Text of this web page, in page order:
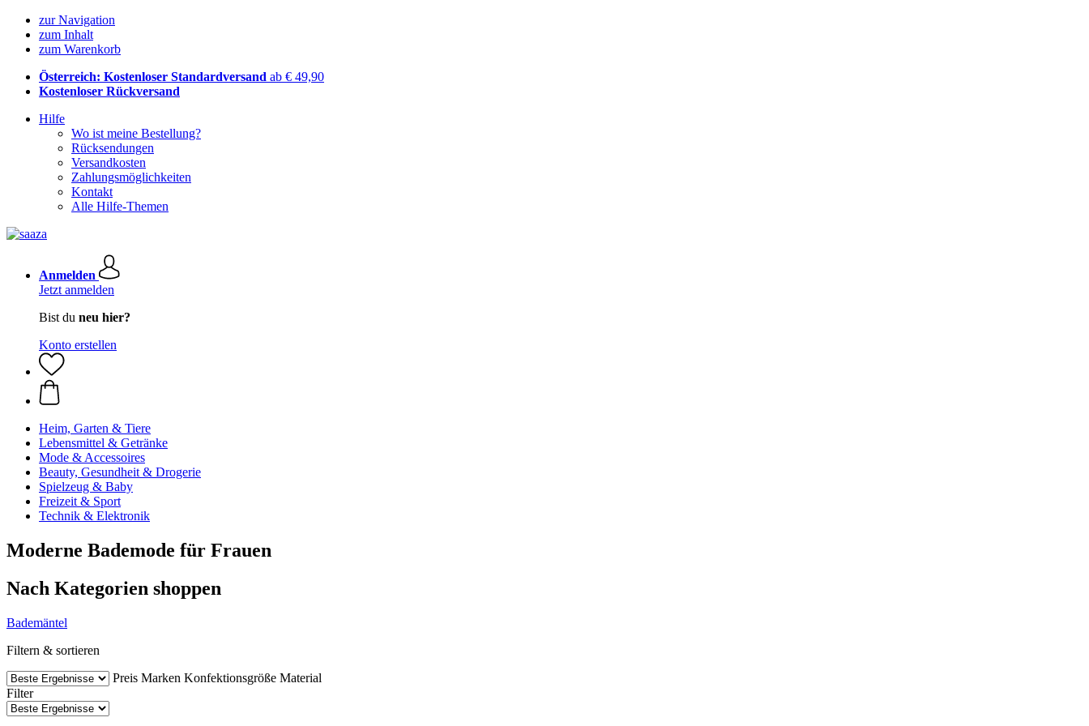
zur Navigation
zum Inhalt
zum Warenkorb
Österreich: Kostenloser Standardversand ab € 49,90
Kostenloser Rückversand
Hilfe
Wo ist meine Bestellung?
Rücksendungen
Versandkosten
Zahlungsmöglichkeiten
Kontakt
Alle Hilfe-Themen
Anmelden
Jetzt anmelden
Bist du neu hier?
Konto erstellen
Heim, Garten & Tiere
Lebensmittel & Getränke
Mode & Accessoires
Beauty, Gesundheit & Drogerie
Spielzeug & Baby
Freizeit & Sport
Technik & Elektronik
Moderne Bademode für Frauen
Nach Kategorien shoppen
Bademäntel
Filtern & sortieren
Preis Marken Konfektionsgröße Material
Filter